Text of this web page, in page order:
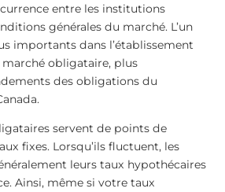
entre les institutions
générales du marché. L’un
importants dans l’établissement
marché obligataire, plus
des obligations du
servent de points de
fixes. Lorsqu’ils fluctuent, les
leurs taux hypothécaires
Ainsi, même si votre taux